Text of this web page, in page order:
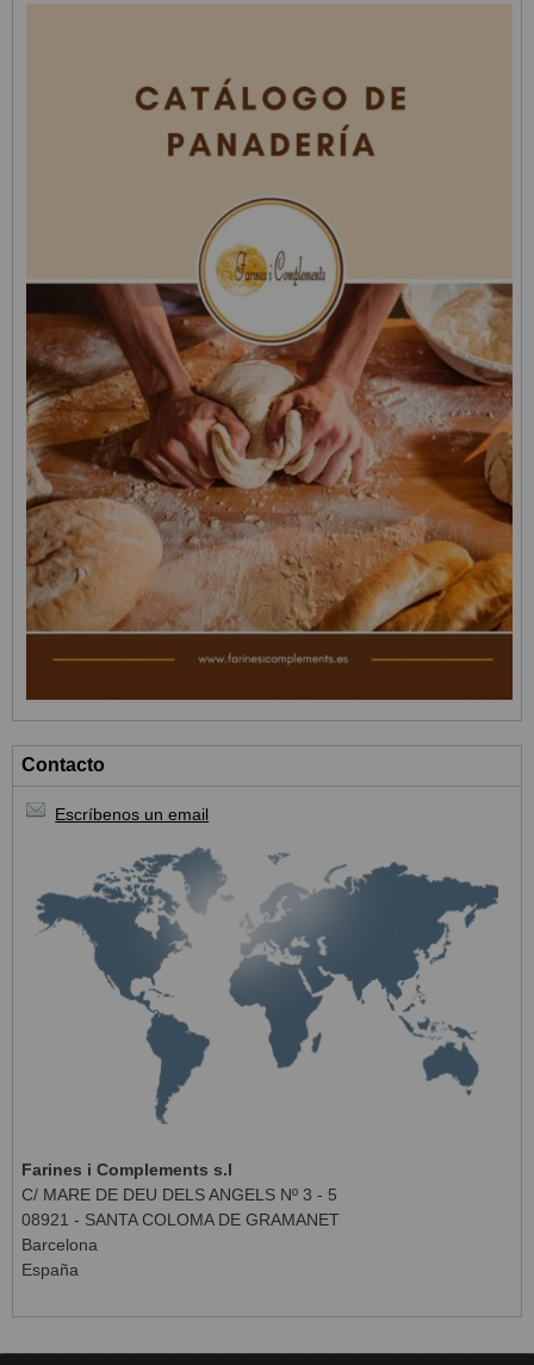
Contacto
Escríbenos un email
Farines i Complements s.l
C/ MARE DE DEU DELS ANGELS Nº 3 - 5
08921 - SANTA COLOMA DE GRAMANET
Barcelona
España